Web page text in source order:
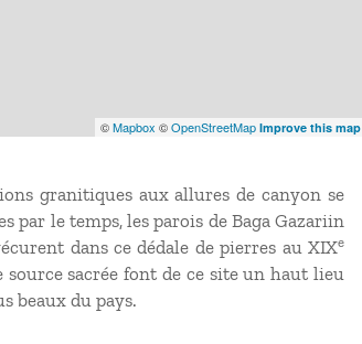
©Mapbox ©OpenStreetMap Improve this map
granitiques aux allures de canyon se
par le temps, les parois de Baga Gazariin
dans ce dédale de pierres au XIXe
source sacrée font de ce site un haut lieu
beaux du pays.